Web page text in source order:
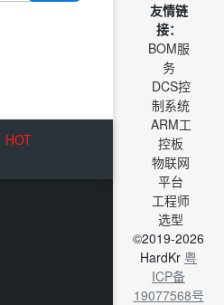
HOT
友情链
接：
BOM服
务
DCS控
制系统
ARM工
控板
物联网
平台
工程师
选型
©2019-2026
HardKr 粤
ICP备
19077568号